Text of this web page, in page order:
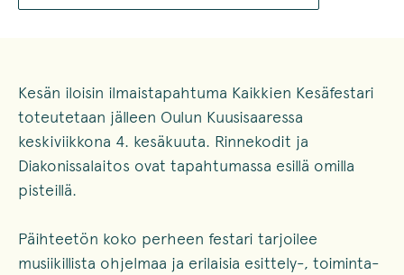
Kesän iloisin ilmaistapahtuma Kaikkien Kesäfestari
toteutetaan jälleen Oulun Kuusisaaressa
keskiviikkona 4. kesäkuuta. Rinnekodit ja
Diakonissalaitos ovat tapahtumassa esillä omilla
pisteillä.
Päihteetön koko perheen festari tarjoilee
musiikillista ohjelmaa ja erilaisia esittely-, toiminta-